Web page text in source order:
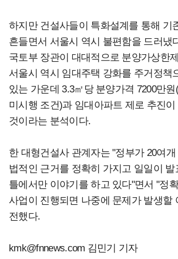
하지만 건설사들이 특화설계를 통해 기
흔들면서 서울시 역시 불편함을 드러냈
국토부 장관이 대대적으로 분양가상한
서울시 역시 임대주택 강화를 주거정책
있는 가운데 3.3㎡당 분양가격 7200만
미시행 조건)과 임대아파트 제로 추진
것이라는 분석이다.
한 대형건설사 관계자는 "정부가 20여
법적인 근거를 정확히 가지고 일일이
틀에서만 이야기를 하고 있다"면서 "정
사업이 진행되면 나중에 문제가 발생할
전했다.
kmk@fnnews.com 김민기 기자